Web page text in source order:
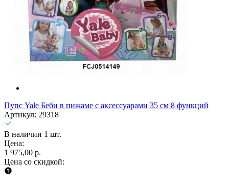
Пупс Yale Беби в пижаме с аксессуарами 35 см 8 функций
Артикул: 29318
В наличии 1 шт.
Цена:
1 975,00 р.
Цена со скидкой: